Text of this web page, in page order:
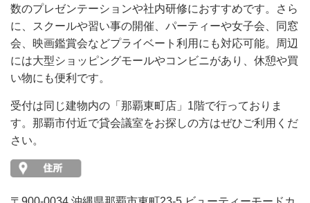
数のプレゼンテーションや社内研修におすすめです。さら
に、スクールや習い事の開催、パーティーや女子会、同窓
会、映画鑑賞会などプライベート利用にも対応可能。周辺
には大型ショッピングモールやコンビニがあり、休憩や買
い物にも便利です。
受付は同じ建物内の「那覇東町店」1階で行っておりま
す。那覇市付近で貸会議室をお探しの方はぜひご利用くだ
さい。